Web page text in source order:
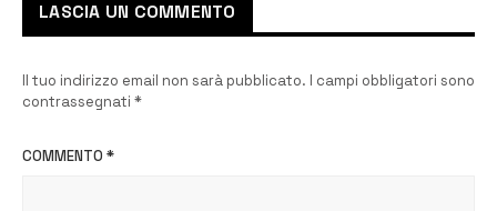
LASCIA UN COMMENTO
Il tuo indirizzo email non sarà pubblicato. I campi obbligatori sono
contrassegnati *
COMMENTO *